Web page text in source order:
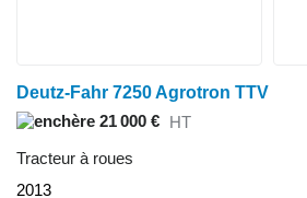
Deutz-Fahr 7250 Agrotron TTV
21 000 € HT
Tracteur à roues
2013